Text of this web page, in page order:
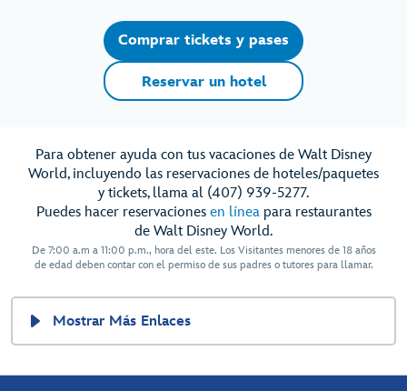
Comprar tickets y pases
Reservar un hotel
Para obtener ayuda con tus vacaciones de Walt Disney
World, incluyendo las reservaciones de hoteles/paquetes
y tickets, llama al (407) 939-5277.
Puedes hacer reservaciones en líneapara restaurantes
de Walt Disney World.
De 7:00 a.m a 11:00 p.m., hora del este. Los Visitantes menores de 18 años
de edad deben contar con el permiso de sus padres o tutores para llamar.
Mostrar Más Enlaces